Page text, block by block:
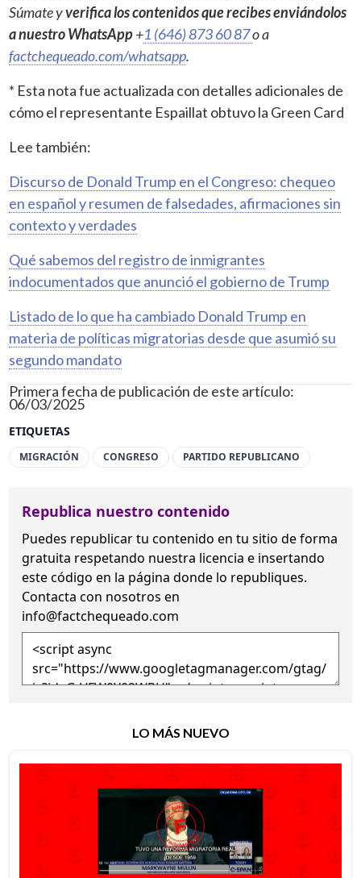
ETIQUETAS
MIGRACIÓN CONGRESO PARTIDO REPUBLICANO
Súmate yverifica los contenidos que recibes enviándolos
a nuestro WhatsApp+1 (646) 873 60 87o a
factchequeado.com/whatsapp.
* Esta nota fue actualizada con detalles adicionales de
cómo el representante Espaillat obtuvo la Green Card
Lee también:
Discurso de Donald Trump en el Congreso: chequeo
en español y resumen de falsedades, afirmaciones sin
contexto y verdades
Qué sabemos del registro de inmigrantes
indocumentados que anunció el gobierno de Trump
Listado de lo que ha cambiado Donald Trump en
materia de políticas migratorias desde que asumió su
segundo mandato
Primera fecha de publicación de este artículo:
06/03/2025
Republica nuestro contenido
Puedes republicar tu contenido en tu sitio de forma
gratuita respetando nuestra licencia e insertando
este código en la página donde lo republiques.
Contacta con nosotros en
info@factchequeado.com
LO MÁS NUEVO